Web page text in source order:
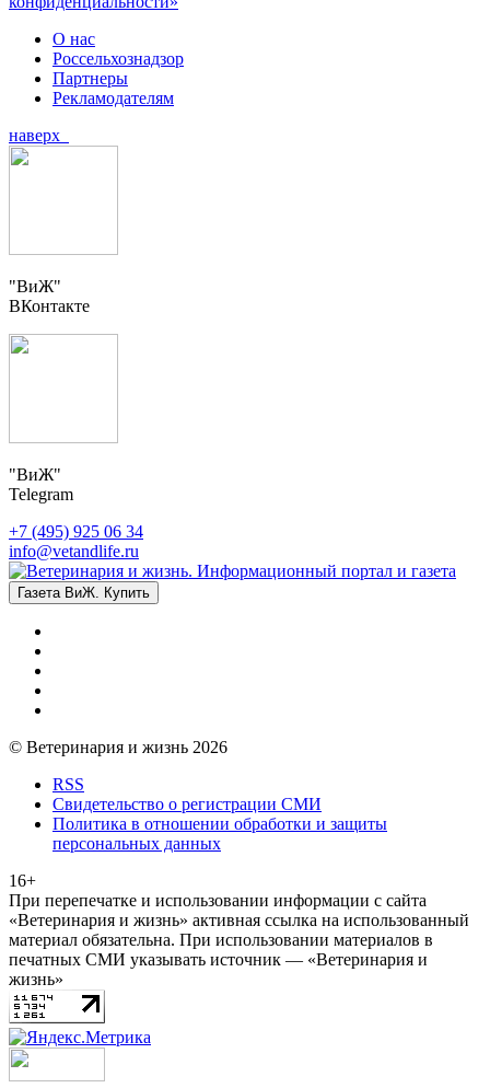
О нас
Россельхознадзор
Партнеры
Рекламодателям
наверх
"ВиЖ"
ВКонтакте
"ВиЖ"
Telegram
+7 (495) 925 06 34
info@vetandlife.ru
Газета ВиЖ. Купить
© Ветеринария и жизнь 2026
RSS
Свидетельство о регистрации СМИ
Политика в отношении обработки и защиты
персональных данных
16+
При перепечатке и использовании информации с сайта
«Ветеринария и жизнь» активная ссылка на использованный
материал обязательна. При использовании материалов в
печатных СМИ указывать источник — «Ветеринария и
жизнь»